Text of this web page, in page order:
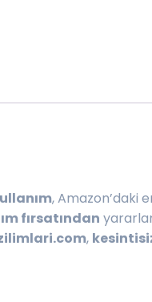
, Amazon’daki
fırsatından
,